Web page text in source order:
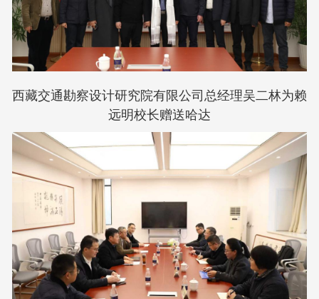
西藏交通勘察设计研究院有限公司总经理吴二林为赖
远明校长赠送哈达